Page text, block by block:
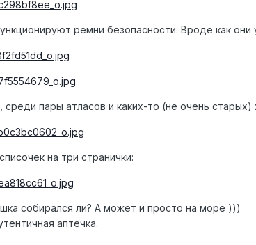
ремни безопасности. Вроде как
среди пары атласов и каких-то (не очень
на три странички:
собирался ли? А может и просто на море )))
аптечка.